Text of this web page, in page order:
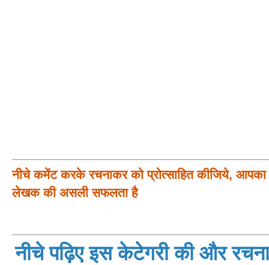
नीचे कमेंट करके रचनाकर को प्रोत्साहित कीजिये, आपका
लेखक की असली सफलता है
नीचे पढ़िए इस केटेगरी की और